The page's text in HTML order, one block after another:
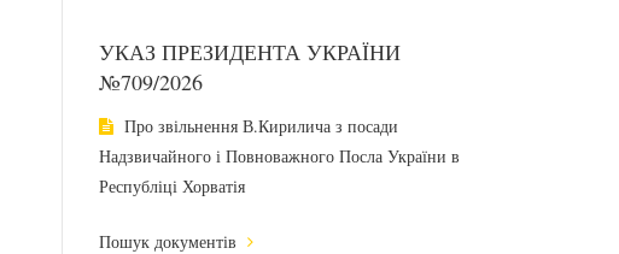
УКАЗ ПРЕЗИДЕНТА УКРАЇНИ
№709/2026
Про звільнення В.Кирилича з посади
Надзвичайного і Повноважного Посла України в
Республіці Хорватія
Пошук документів